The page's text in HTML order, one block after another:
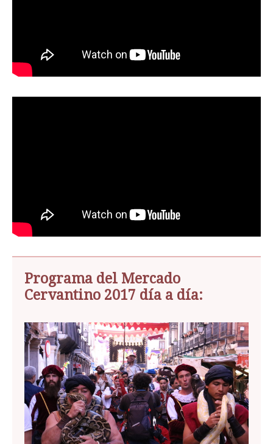
Programa del Mercado
Cervantino 2017 día a día: